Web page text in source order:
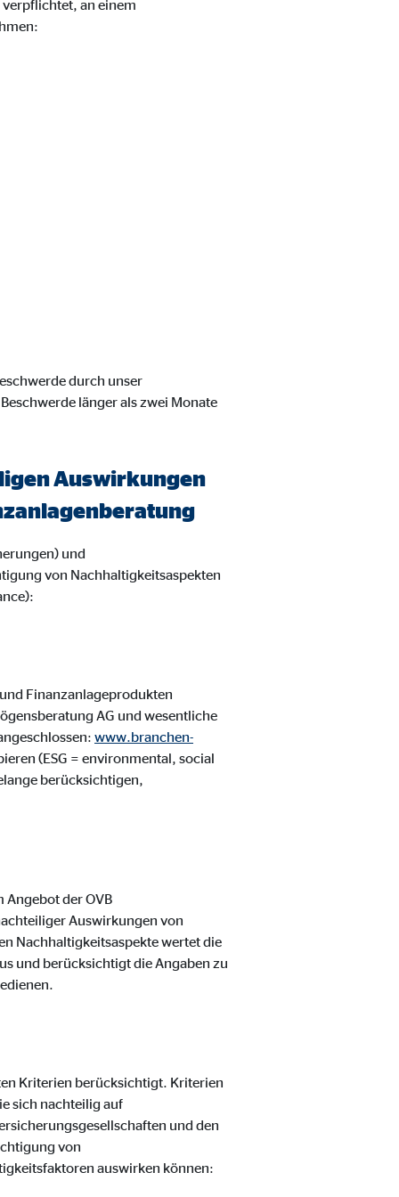
an einem
durch unser
länger als zwei Monate
Auswirkungen
und
von Nachhaltigkeitsaspekten
Finanzanlageprodukten
AG und wesentliche
www.branchen-
(ESG = environmental, social
berücksichtigen,
der OVB
Auswirkungen von
Nachhaltigkeitsaspekte wertet die
und berücksichtigt die Angaben zu
Kriterien berücksichtigt. Kriterien
sich nachteilig auf
und den
von
auswirken können: